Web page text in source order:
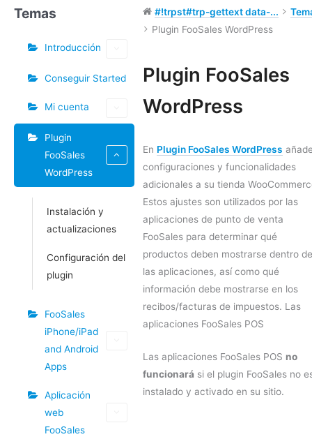
Temas
Introducción
Conseguir Started
Mi cuenta
Plugin
FooSales
WordPress
Instalación y
actualizaciones
Configuración del
plugin
FooSales
iPhone/iPad
and Android
Apps
Aplicación
web
FooSales
#!trpst#trp-gettext data-...
Plugin FooSales WordPress
Plugin FooSales
WordPress
En Plugin FooSales WordPress
configuraciones y funcionalidades
adicionales a su tienda
Estos ajustes son utilizados por las
aplicaciones de punto de venta
FooSales para determinar qué
productos deben mostrarse dentro de
las aplicaciones, así como qué
información debe mostrarse en los
recibos/facturas de impuestos. Las
aplicaciones FooSales POS
Las aplicaciones FooSales POS no
funcionará si el plugin FooSales no
instalado y activado en su sitio.
Etiquetas
navegación